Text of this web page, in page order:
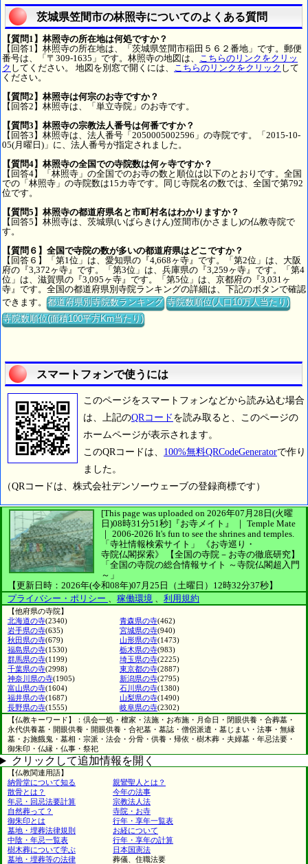
茨城県笠間市の林照寺についてのよくある質問
【質問1】林照寺の所在地は何処ですか？
【回答1】林照寺の所在地は、「茨城県笠間市稲田５６２番地」です。郵便
番号は、「〒309-1635」です。林照寺の地図は、 こちらのリンクをクリッ
ク してください。 地図を別窓で開くには、 こちらのリンクをクリック して
ください。
【質問2】林照寺は何宗のお寺ですか？
【回答2】林照寺は、「単立寺院」のお寺です。
【質問3】林照寺の宗教法人番号は何番ですか？
【回答3】林照寺は、法人番号「2050005002596」の寺院です。「2015-10-
05(月曜日)」に、法人番号が指定されました。
【質問4】林照寺の全国での寺院数は何ヶ寺ですか？
【回答4】「林照寺」の全国でのお寺の数と順位は以下のとおりです。全国
での「林照寺」の寺院数は15カ寺です。同じ寺院名の数では、全国で第792
位です。
【質問5】林照寺の都道府県名と市町村名はわかりますか？
【回答5】林照寺は、茨城県(いばらきけん)笠間市(かさまし)の仏教寺院で
す。
【質問６】全国で寺院の数が多いの都道府県はどこですか？
【回答６】「第1位」は、愛知県の『4,668ヶ寺』です。「第2位」は、大阪
府の『3,372ヶ寺』です。「第3位」は、兵庫県の『3,259ヶ寺』です。「第4
位」は、滋賀県の『3,095ヶ寺』です。「第5位」は、京都府の『3,031ヶ
寺』です。全国の都道府県別寺院ランキングの詳細は、下記のボタンで確認
できます。都道府県別寺院数ランキング 寺院数順位(人口10万人当たり)
寺院数順位(面積100平方Km当たり)
スマートフォンで使うには
このページをスマートフォンなどから読み込む場合
は、上記のQRコード を読み取ると、このページの
ホームページが表示されます。
このQRコードは、 100%無料QRCodeGeneratorで作り
ました。
（QRコードは、株式会社デンソーウェーブの登録商標です）
[This page was uploaded on 2026年07月28日(火曜
日)08時31分51秒] 『お寺メイト』 ｜ Temple Mate
｜ 2006-2026 It's fun to see the shrines and temples.
「寺社情報検索サイト」
《お寺巡り・
寺院仏閣探索》
【全国の寺院－お寺の徹底研究】
「全国の寺院の総合情報サイト ～寺院仏閣超入門
～」
【更新日時：2026年(令和08年)07月25日（土曜日）12時32分37秒】
プライバシー・ポリシー 、 稼働環境 、 利用規約
【他府県の寺院】
北海道の寺(2340) 青森県の寺(462)
岩手県の寺(635) 宮城県の寺(940)
秋田県の寺(679) 山形県の寺(1473)
福島県の寺(1530) 栃木県の寺(983)
群馬県の寺(1199) 埼玉県の寺(2225)
千葉県の寺(2998) 東京都の寺(2887)
神奈川県の寺(1905) 新潟県の寺(2795)
富山県の寺(1604) 石川県の寺(1380)
福井県の寺(1687) 山梨県の寺(1490)
長野県の寺(1555) 岐阜県の寺(2302)
【仏教キーワード】：倶会一処・檀家・法施・お布施・月命日・閉眼供養・合葬墓・
永代供養墓・開眼供養・開眼供養・合祀墓・墓誌・僧侶派遣・墓じまい・法事・無縁
墓・お施餓鬼・墓相・宗派・法会・分骨・供養・帰依・樹木葬・夫婦墓・年忌法要・
御朱印・仏縁・仏事・祭祀
クリックして追加情報を開く
【仏教関連用語】
納骨堂について知る
親鸞聖人とは？
散骨とは？
今年の法事
年忌・回忌法要計算
宗教法人法
自然葬って？
寺院・お寺
御朱印とは
行年・享年一覧表
墓地・埋葬法律規則
お経について
中陰・年忌一覧表
行年・享年の計算
樹木葬について学ぶ
日本国憲法
墓地・埋葬等の法律
葬儀、住職法要